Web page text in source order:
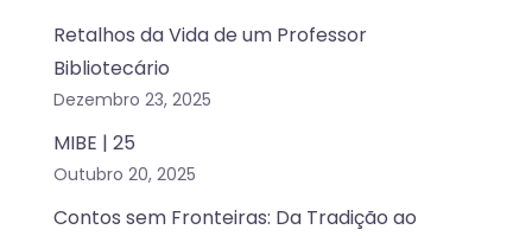
Retalhos da Vida de um Professor
Bibliotecário
Dezembro 23, 2025
MIBE | 25
Outubro 20, 2025
Contos sem Fronteiras: Da Tradição ao